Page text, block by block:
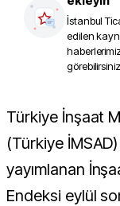
İstanbul
edilen
Türkiye İnşaat Malzemesi Sanayicileri Derneği
(Türkiye
yayımlanan
Endeksi eylül